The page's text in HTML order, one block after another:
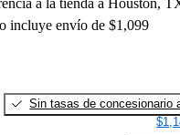
a la tienda a Houston,
incluye envío de $1,099
Sin tasas de concesionario